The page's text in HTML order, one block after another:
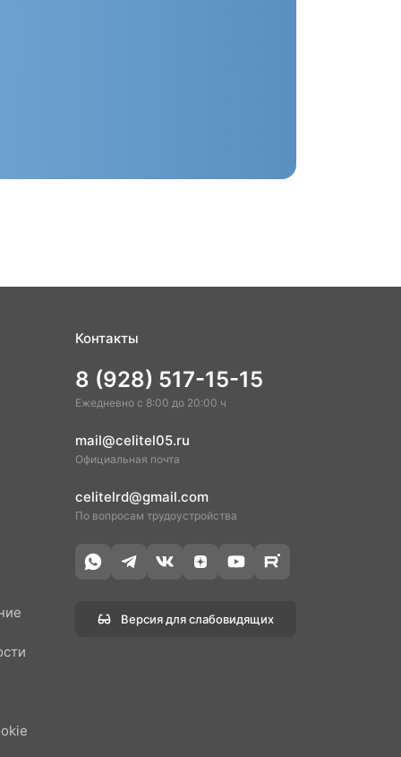
Контакты
8 (928) 517-15-15
Ежедневно с 8:00 до 20:00 ч
mail@celitel05.ru
Официальная почта
celitelrd@gmail.com
По вопросам трудоустройства
Версия для слабовидящих